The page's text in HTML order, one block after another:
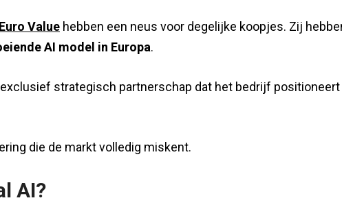
Euro Value hebben een neus voor degelijke koopjes. Zij
AI model in Europa.
strategisch partnerschap dat het bedrijf
die de markt volledig miskent.
AI?